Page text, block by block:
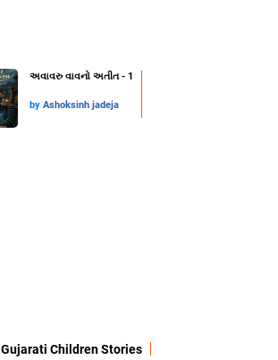
અવાવરુ વાવનો અતીત - 1
by Ashoksinh jadeja
Gujarati Children Stories